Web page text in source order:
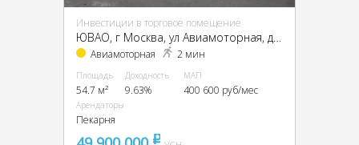
Инвестиции в торговое помещение
ЮВАО, г Москва, ул Авиамоторная, д 20/17
Авиамоторная 2 мин
Площадь
54.7 м²
Доходность
9.63%
МАП
400 600 руб/мес
Арендаторы
Пекарня
pуб